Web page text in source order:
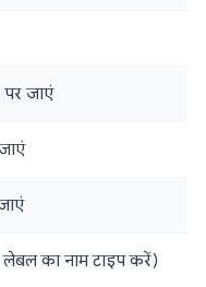
पर जाएं
का नाम टाइप करें)